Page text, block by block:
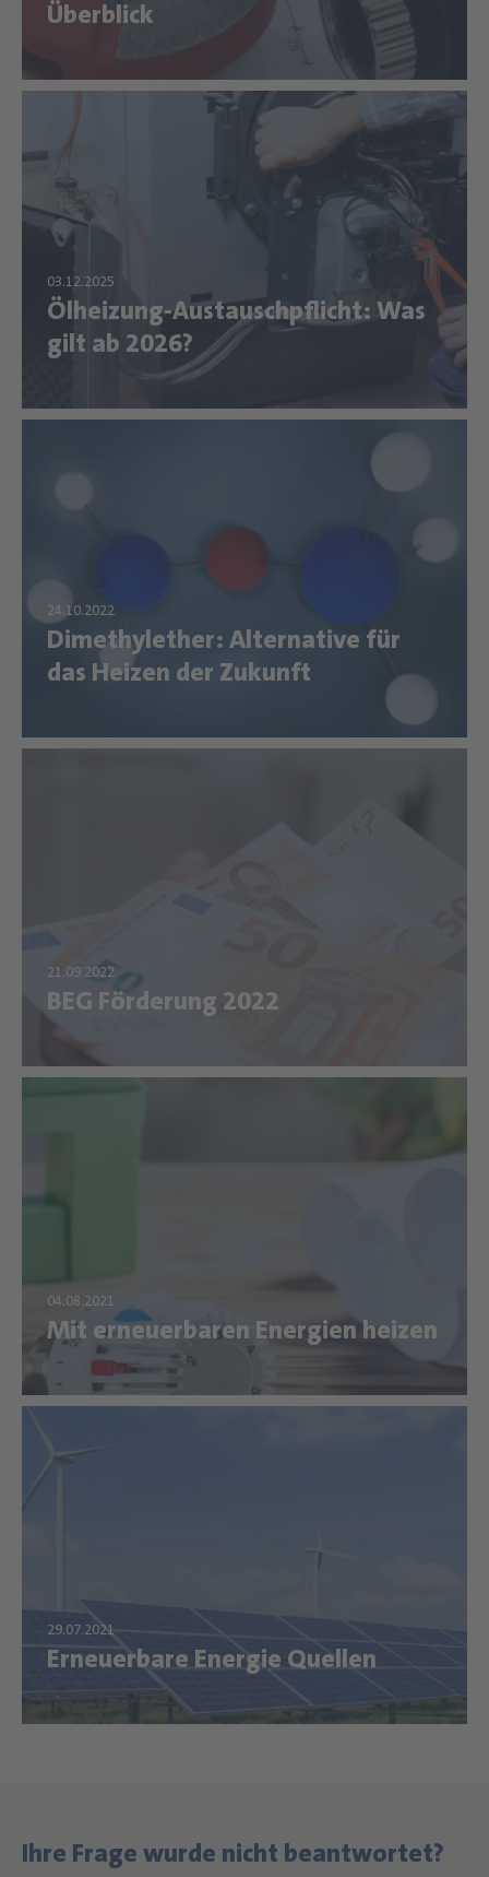
Überblick
Ölheizung-Austauschpflicht: Was
gilt ab 2026?
Dimethylether: Alternative für
das Heizen der Zukunft
BEG Förderung 2022
Mit erneuerbaren Energien heizen
Erneuerbare Energie Quellen
Ihre Frage wurde nicht beantwortet?